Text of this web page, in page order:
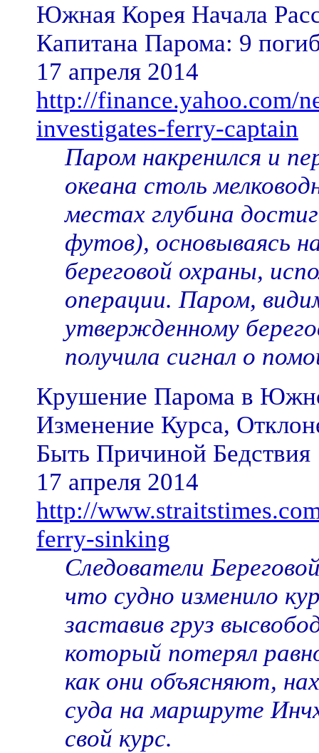
Южная Корея Начала
Капитана Парома: 9
17 апреля 2014
http://finance.yahoo.com/
investigates-ferry-captain
Паром накренился и
океана столь
местах глубина
футов), основываясь
береговой охраны,
операции. Паром,
утвержденному
получила сигнал о
Крушение Парома в
Изменение Курса,
Быть Причиной Бедствия
17 апреля 2014
http://
ferry-sinking
Следователи
что судно изменило
заставив груз
который потерял
как они объясняют,
суда на маршруте
свой курс.